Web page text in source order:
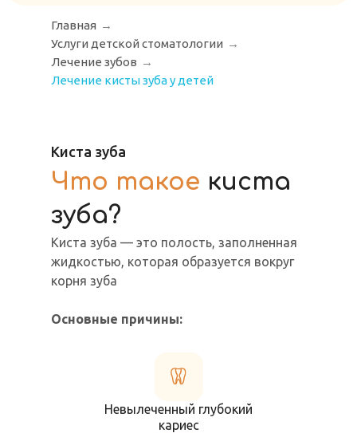
Главная →
Услуги детской стоматологии →
Лечение зубов →
Лечение кисты зуба у детей
Киста зуба
Что такое киста
зуба?
Киста зуба — это полость, заполненная
жидкостью, которая образуется вокруг
корня зуба
Основные причины:
Невылеченный глубокий
кариес